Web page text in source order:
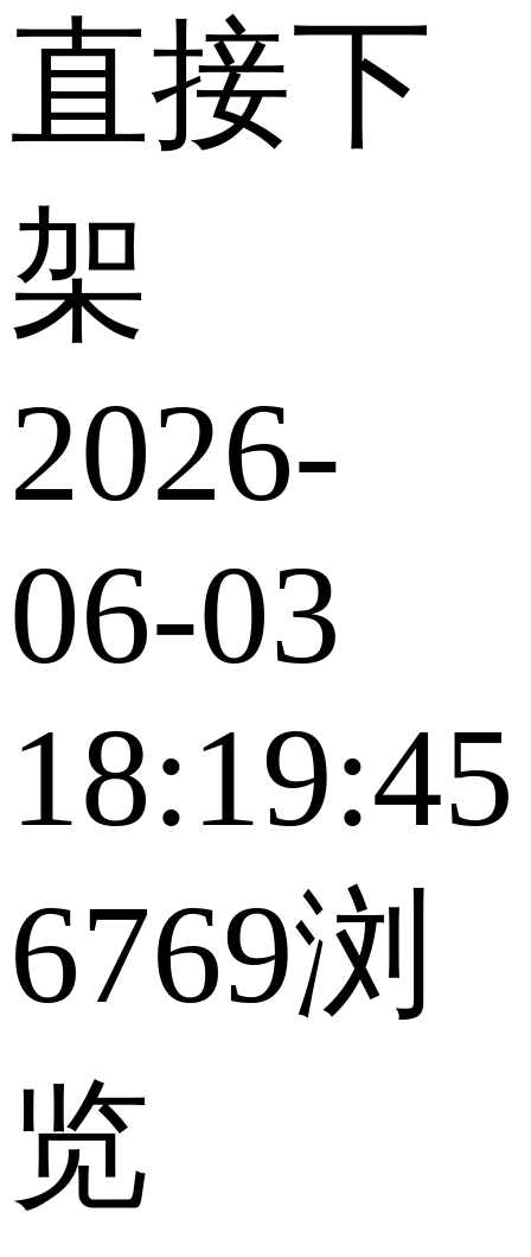
直接下
架
2026-
06-03
18:19:45
6769浏
览